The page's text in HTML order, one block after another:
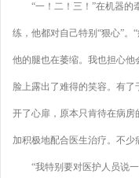
“一！二！三！”在机器的
练，他都对自己特别“狠心”
他的腿也在萎缩。我也担心
脸上露出了难得的笑容。有
开了心扉，原本只肯待在病
加积极地配合医生治疗。不少
“我特别要对医护人员说一